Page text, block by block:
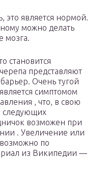
это является нормой.
можно делать
мозга.
становится
представляют
Очень тугой
симптомом
, что, в свою
следующих
возможен при
. Увеличение или
по
из Википедии —